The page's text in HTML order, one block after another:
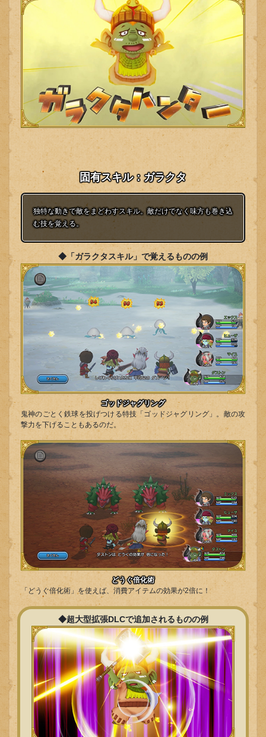
固有スキル：ガラクタ
独特な動きで敵をまどわすスキル。敵だけでなく味方も巻き込
む技を覚える。
◆「ガラクタスキル」で覚えるものの例
ゴッドジャグリング
鬼神のごとく鉄球を投げつける特技「ゴッドジャグリング」。敵の攻
撃力を下げることもあるのだ。
どうぐ倍化術
「どうぐ倍化術」を使えば、消費アイテムの効果が2倍に！
◆超大型拡張DLCで追加されるものの例